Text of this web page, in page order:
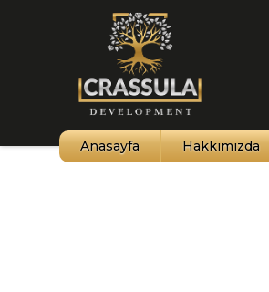
Anasayfa Hakkımızda